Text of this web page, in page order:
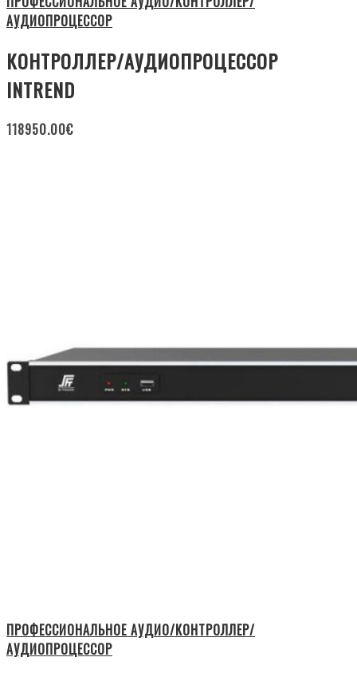
АУДИОПРОЦЕССОР
КОНТРОЛЛЕР/АУДИОПРОЦЕССОР
INTREND
118950.00€
ПРОФЕССИОНАЛЬНОЕ АУДИО/КОНТРОЛЛЕР/
АУДИОПРОЦЕССОР